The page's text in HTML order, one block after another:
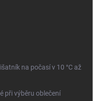
na počasí v 10 °C až
při výběru oblečení